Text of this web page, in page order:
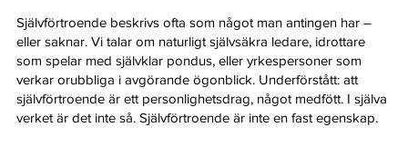
Självförtroende beskrivs ofta som något man antingen har –
eller saknar. Vi talar om naturligt självsäkra ledare, idrottare
som spelar med självklar pondus, eller yrkespersoner som
verkar orubbliga i avgörande ögonblick. Underförstått: att
självförtroende är ett personlighetsdrag, något medfött. I själva
verket är det inte så. Självförtroende är inte en fast egenskap.